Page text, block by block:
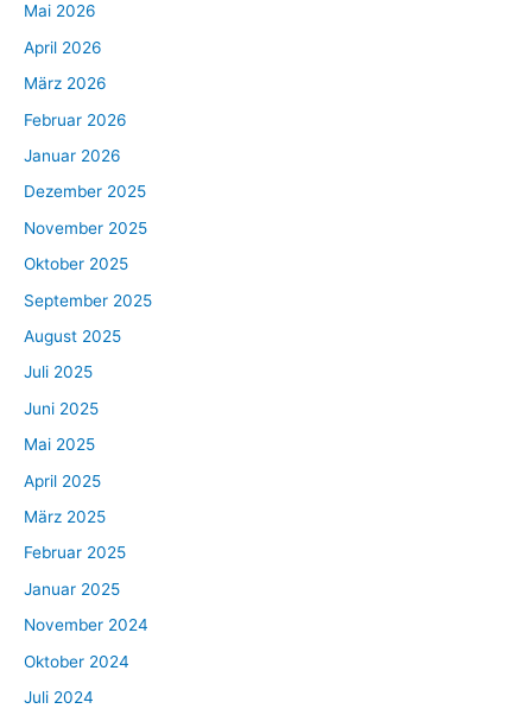
Mai 2026
April 2026
März 2026
Februar 2026
Januar 2026
Dezember 2025
November 2025
Oktober 2025
September 2025
August 2025
Juli 2025
Juni 2025
Mai 2025
April 2025
März 2025
Februar 2025
Januar 2025
November 2024
Oktober 2024
Juli 2024